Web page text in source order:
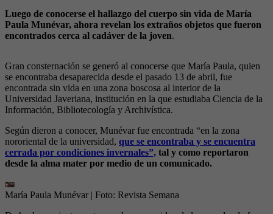
Luego de conocerse el hallazgo del cuerpo sin vida de María
Paula Munévar, ahora revelan los extraños objetos que fueron
encontrados cerca al cadáver de la joven.
Gran consternación se generó al conocerse que María Paula, quien
se encontraba desaparecida desde el pasado 13 de abril, fue
encontrada sin vida en una zona boscosa al interior de la
Universidad Javeriana, institución en la que estudiaba Ciencia de la
Información, Bibliotecología y Archivística.
Según dieron a conocer, Munévar fue encontrada “en la zona
nororiental de la universidad, que se encontraba y se encuentra
cerrada por condiciones invernales”, tal y como reportaron
desde la alma mater por medio de un comunicado.
María Paula Munévar | Foto: Revista Semana